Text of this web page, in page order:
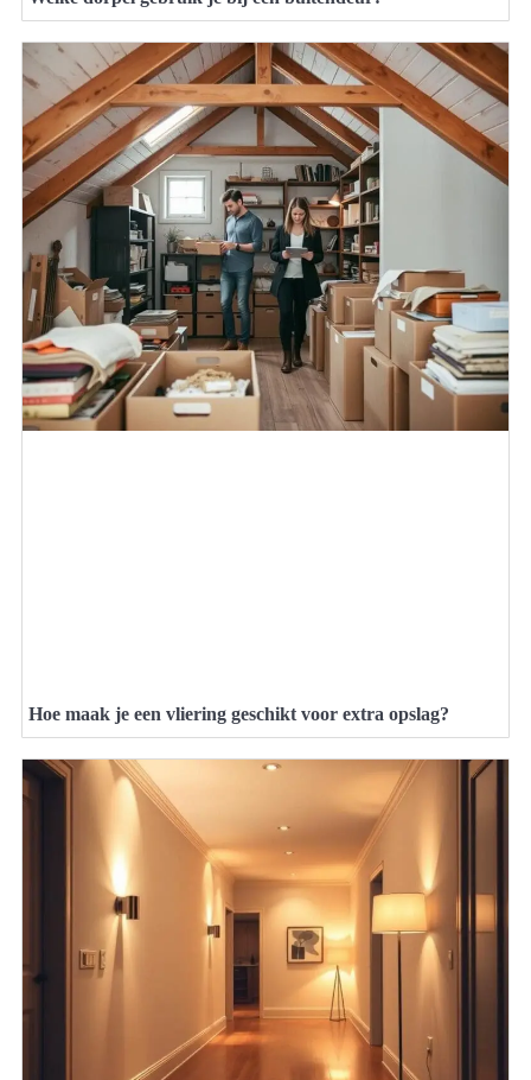
Hoe maak je een vliering geschikt voor extra opslag?